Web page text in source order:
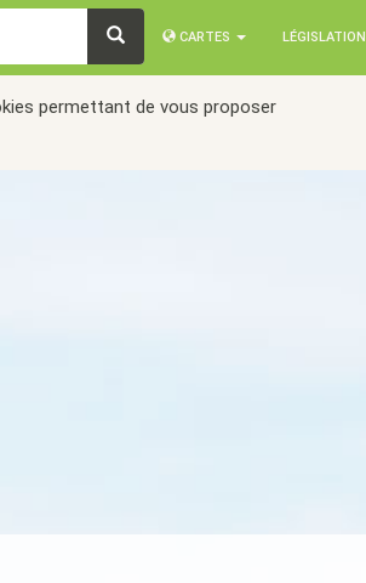
CARTES LÉGISLATION
permettant de vous proposer